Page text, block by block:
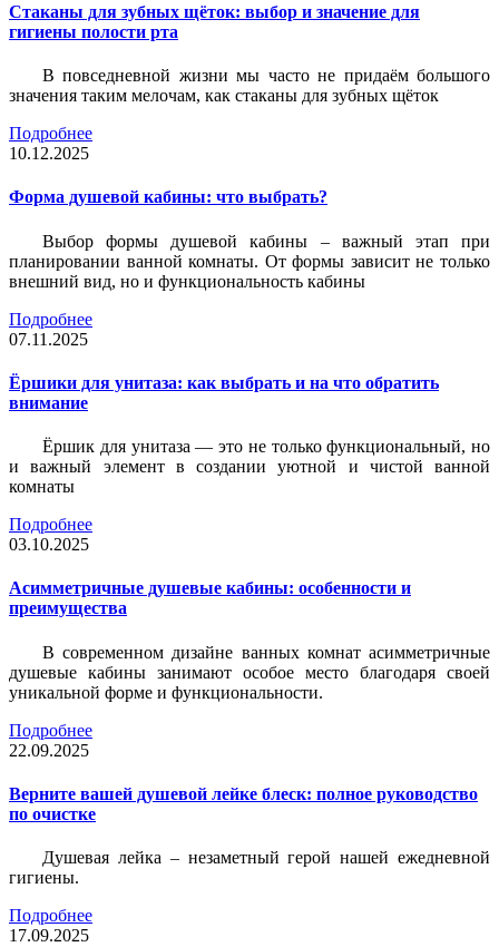
Стаканы для зубных щёток: выбор и значение для
гигиены полости рта
В повседневной жизни мы часто не придаём большого
значения таким мелочам, как стаканы для зубных щёток
Подробнее
10.12.2025
Форма душевой кабины: что выбрать?
Выбор формы душевой кабины – важный этап при
планировании ванной комнаты. От формы зависит не только
внешний вид, но и функциональность кабины
Подробнее
07.11.2025
Ёршики для унитаза: как выбрать и на что обратить
внимание
Ёршик для унитаза — это не только функциональный, но
и важный элемент в создании уютной и чистой ванной
комнаты
Подробнее
03.10.2025
Асимметричные душевые кабины: особенности и
преимущества
В современном дизайне ванных комнат асимметричные
душевые кабины занимают особое место благодаря своей
уникальной форме и функциональности.
Подробнее
22.09.2025
Верните вашей душевой лейке блеск: полное руководство
по очистке
Душевая лейка – незаметный герой нашей ежедневной
гигиены.
Подробнее
17.09.2025